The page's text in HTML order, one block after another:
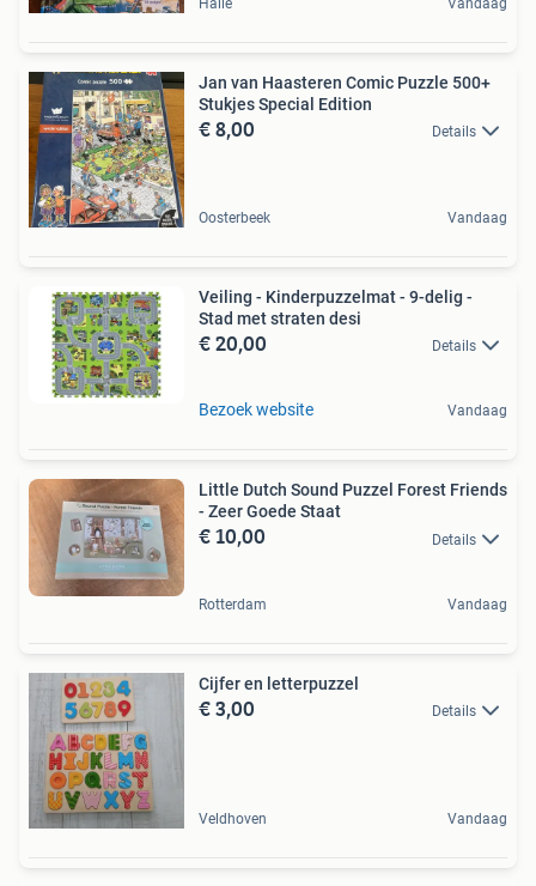
Halle Vandaag
Jan van Haasteren Comic Puzzle 500+
Stukjes Special Edition
€ 8,00 Details
Oosterbeek Vandaag
Veiling - Kinderpuzzelmat - 9-delig -
Stad met straten desi
€ 20,00 Details
Bezoek website Vandaag
Little Dutch Sound Puzzel Forest Friends
- Zeer Goede Staat
€ 10,00 Details
Rotterdam Vandaag
Cijfer en letterpuzzel
€ 3,00 Details
Veldhoven Vandaag